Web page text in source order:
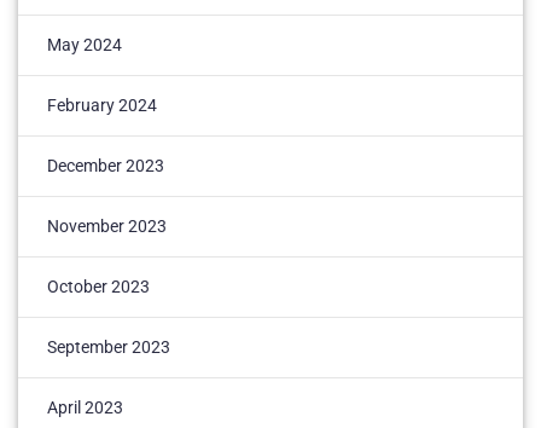
May 2024
February 2024
December 2023
November 2023
October 2023
September 2023
April 2023